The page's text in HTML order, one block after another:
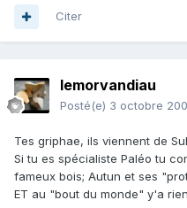
Citer
lemorvandiau
Posté(e) 3 octobre
Tes griphae, ils viennent de
Si tu es spécialiste Paléo tu
fameux bois; Autun et ses
ET au "bout du monde" y'a